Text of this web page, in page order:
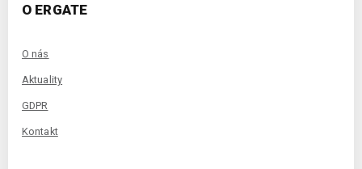
O ERGATE
O nás
Aktuality
GDPR
Kontakt